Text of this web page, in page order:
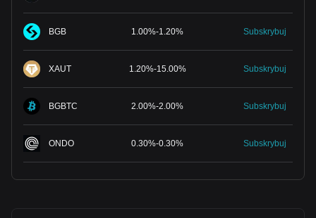
BGB 1.00%-1.20% Subskrybuj
XAUT 1.20%-15.00% Subskrybuj
BGBTC 2.00%-2.00% Subskrybuj
ONDO 0.30%-0.30% Subskrybuj